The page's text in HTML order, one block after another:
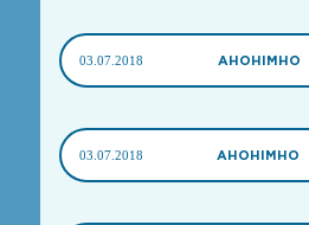
03.07.2018 АНОНІМНО
03.07.2018 АНОНІМНО